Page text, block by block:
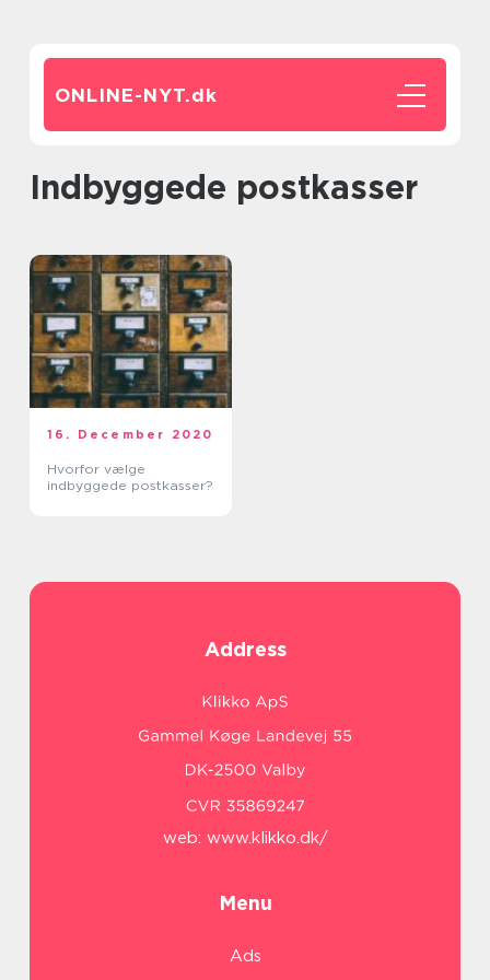
ONLINE-NYT.dk
Indbyggede postkasser
16. December 2020
Hvorfor vælge
indbyggede postkasser?
Address
web: www.klikko.dk/
Menu
Ads